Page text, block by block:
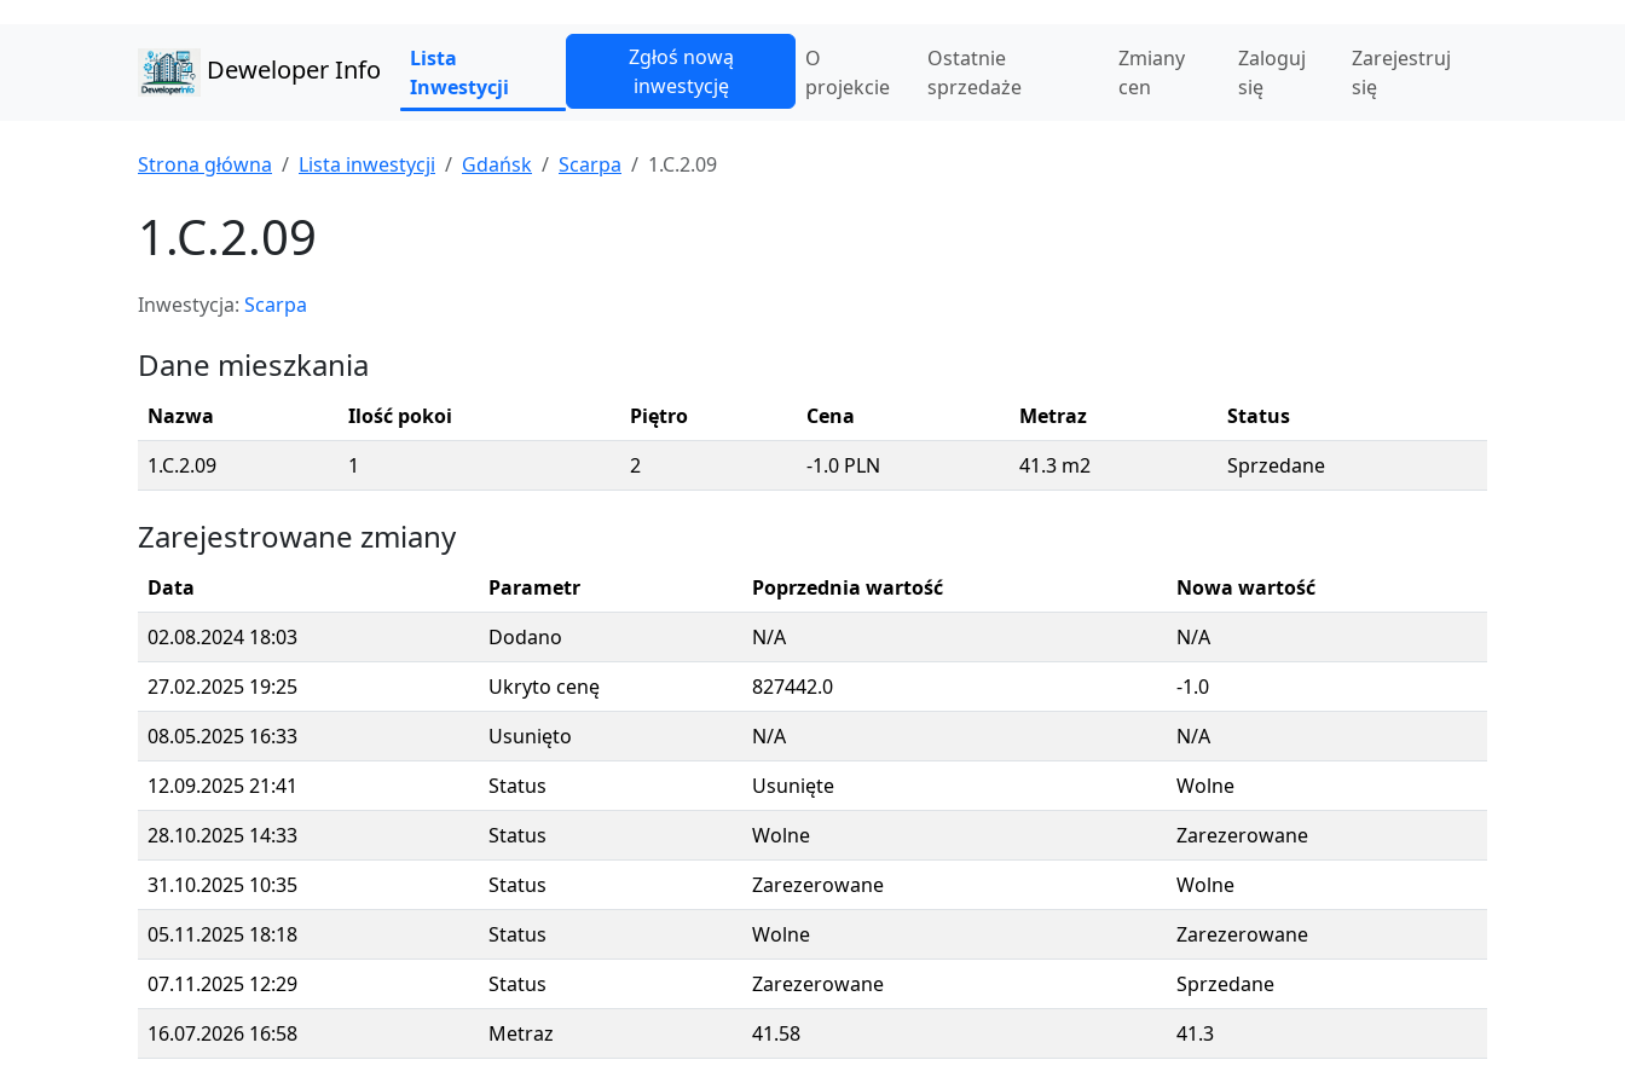
Deweloper Info
Lista
Inwestycji
Zgłoś nową
inwestycję
O
projekcie
Ostatnie
sprzedaże
Zmiany
cen
Zaloguj
się
Zarejestruj
się
Strona główna Lista inwestycji Gdańsk Scarpa 1.C.2.09
1.C.2.09
Inwestycja: Scarpa
Dane mieszkania
Nazwa Ilość pokoi Piętro Cena Metraz
Status
1.C.2.09
1 2 -1.0 PLN 41.3 m2 Sprzedane
Zarejestrowane zmiany
Data Parametr Poprzednia wartość
Nowa wartość
02.08.2024 18:03
Dodano N/A
N/A
27.02.2025 19:25
Ukryto cenę 827442.0
-1.0
08.05.2025 16:33
Usunięto N/A
N/A
12.09.2025 21:41
Status Usunięte
Wolne
28.10.2025 14:33
Status Wolne
Zarezerowane
31.10.2025 10:35
Status Zarezerowane
Wolne
05.11.2025 18:18
Status Wolne
Zarezerowane
07.11.2025 12:29
Status Zarezerowane
Sprzedane
16.07.2026 16:58
Metraz 41.58 41.3